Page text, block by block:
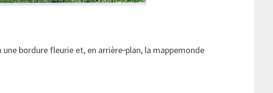
bordure fleurie et, en arrière‑plan, la mappemonde